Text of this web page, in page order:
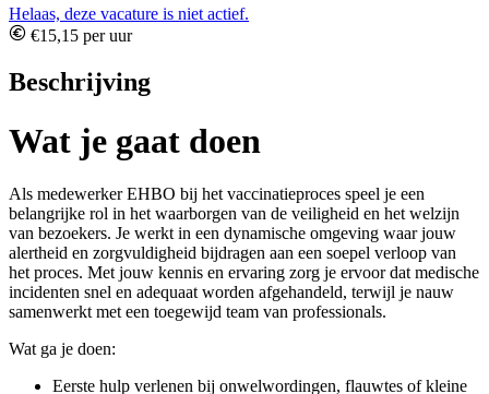
Helaas, deze vacature is niet actief.
€15,15 per uur
Beschrijving
Wat je gaat doen
Als medewerker EHBO bij het vaccinatieproces speel je een
belangrijke rol in het waarborgen van de veiligheid en het welzijn
van bezoekers. Je werkt in een dynamische omgeving waar jouw
alertheid en zorgvuldigheid bijdragen aan een soepel verloop van
het proces. Met jouw kennis en ervaring zorg je ervoor dat medische
incidenten snel en adequaat worden afgehandeld, terwijl je nauw
samenwerkt met een toegewijd team van professionals.
Wat ga je doen:
Eerste hulp verlenen bij onwelwordingen, flauwtes of kleine